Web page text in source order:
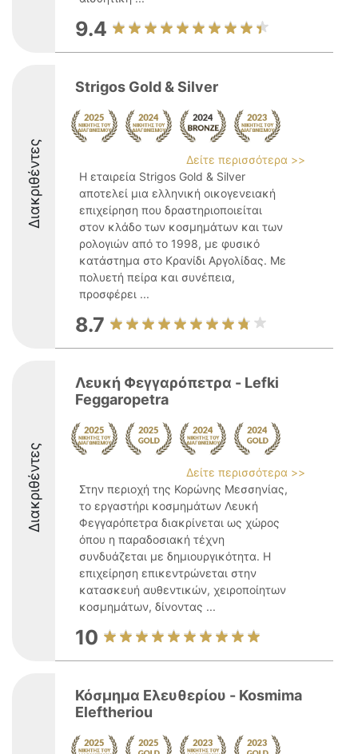
9.4
Διακριθέντες
Strigos Gold & Silver
Δείτε περισσότερα >>
Η εταιρεία Strigos Gold & Silver
αποτελεί μια ελληνική οικογενειακή
επιχείρηση που δραστηριοποιείται
στον κλάδο των κοσμημάτων και των
ρολογιών από το 1998, με φυσικό
κατάστημα στο Κρανίδι Αργολίδας. Με
πολυετή πείρα και συνέπεια,
προσφέρει ...
8.7
Διακριθέντες
Λευκή Φεγγαρόπετρα - Lefki
Feggaropetra
Δείτε περισσότερα >>
Στην περιοχή της Κορώνης Μεσσηνίας,
το εργαστήρι κοσμημάτων Λευκή
Φεγγαρόπετρα διακρίνεται ως χώρος
όπου η παραδοσιακή τέχνη
συνδυάζεται με δημιουργικότητα. Η
επιχείρηση επικεντρώνεται στην
κατασκευή αυθεντικών, χειροποίητων
κοσμημάτων, δίνοντας ...
10
Κόσμημα Ελευθερίου - Kosmima
Eleftheriou